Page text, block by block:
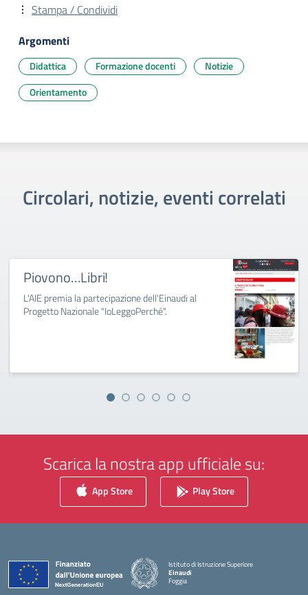
Stampa / Condividi
Argomenti
Didattica Formazione docenti
Notizie
Orientamento
Circolari, notizie, eventi correlati
Piovono…Libri!
L'AIE premia la partecipazione dell'Einaudi al
Progetto Nazionale "IoLeggoPerché".
Scarica la nostra app ufficiale su:
App Store Play Store
Istituto di Istruzione Superiore
Einaudi
Foggia
— Visita la pagina iniziale della scuola